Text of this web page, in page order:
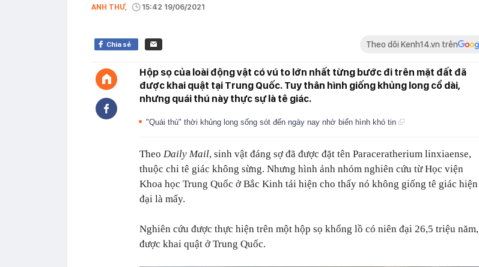
ANH THƯ, 15:42 19/06/2021
Chia sẻ Theo dõi Kenh14.vn trên
Hộp sọ của loài động vật có vú to lớn nhất từng bước đi trên mặt đất đã
được khai quật tại Trung Quốc. Tuy thân hình giống khủng long cổ dài,
nhưng quái thú này thực sự là tê giác.
"Quái thú" thời khủng long sống sót đến ngày nay nhờ biến hình khó tin
Theo Daily Mail, sinh vật đáng sợ đã được đặt tên Paraceratherium linxiaense,
thuộc chi tê giác không sừng. Nhưng hình ảnh nhóm nghiên cứu từ Học viện
Khoa học Trung Quốc ở Bắc Kinh tái hiện cho thấy nó không giống tê giác hiện
đại là mấy.
Nghiên cứu được thực hiện trên một hộp sọ khổng lồ có niên đại 26,5 triệu năm,
được khai quật ở Trung Quốc.